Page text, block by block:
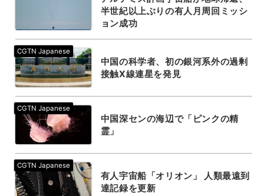
半世紀以上ぶりの有人月周回ミッシ
ョン成功
中国の科学者、初の銀河系外の過剰
接触X線連星を発見
中国深センの海辺で「ピンクの精
霊」
有人宇宙船「オリオン」 人類最遠到
達記録を更新